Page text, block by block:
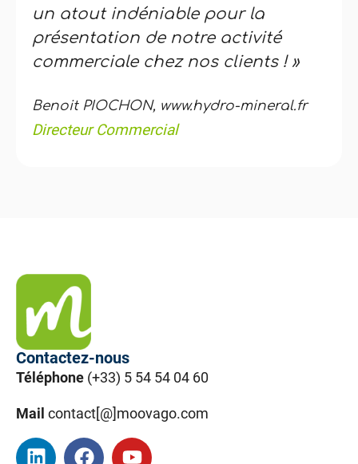
un atout indéniable pour la
présentation de notre activité
commerciale chez nos clients ! »
Benoit PIOCHON, www.hydro-mineral.fr
Directeur Commercial
Contactez-nous
Téléphone (+33) 5 54 54 04 60
Mail contact[@]moovago.com